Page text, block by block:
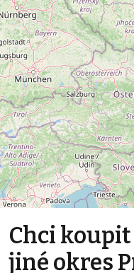
Chci
jiné okres